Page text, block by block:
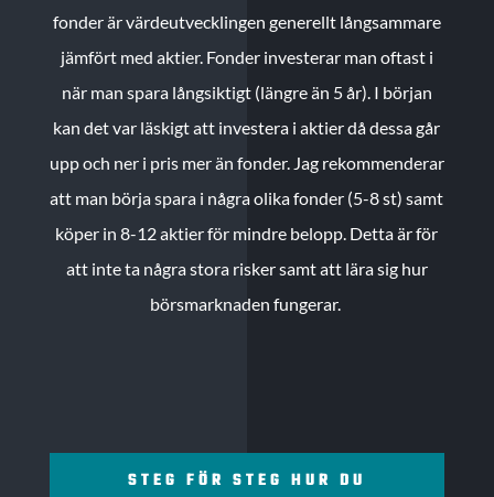
fonder är värdeutvecklingen generellt långsammare
jämfört med aktier. Fonder investerar man oftast i
när man spara långsiktigt (längre än 5 år). I början
kan det var läskigt att investera i aktier då dessa går
upp och ner i pris mer än fonder. Jag rekommenderar
att man börja spara i några olika fonder (5-8 st) samt
köper in 8-12 aktier för mindre belopp. Detta är för
att inte ta några stora risker samt att lära sig hur
börsmarknaden fungerar.
STEG FÖR STEG HUR DU